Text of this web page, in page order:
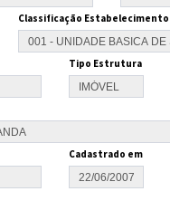
Classificação Estabelecimento
Tipo Estrutura
Cadastrado em